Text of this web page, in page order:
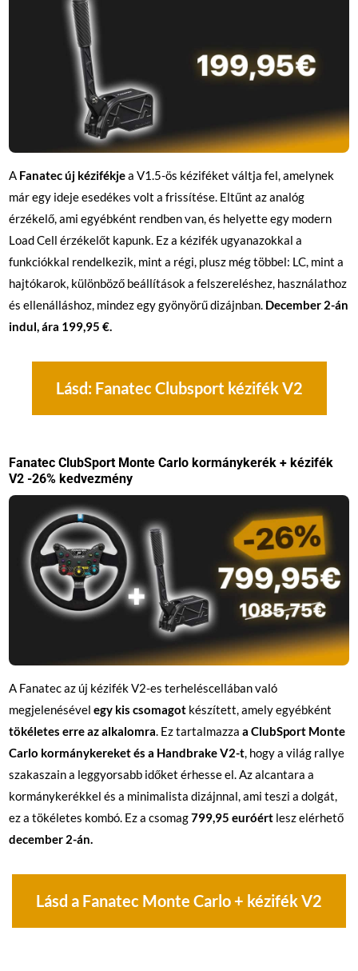
A Fanatec új kézifékjea V1.5-ös kéziféket váltja fel, amelynek
már egy ideje esedékes volt a frissítése. Eltűnt az analóg
érzékelő, ami egyébként rendben van, és helyette egy modern
Load Cell érzékelőt kapunk. Ez a kézifék ugyanazokkal a
funkciókkal rendelkezik, mint a régi, plusz még többel: LC, mint a
hajtókarok, különböző beállítások a felszereléshez, használathoz
és ellenálláshoz, mindez egy gyönyörű dizájnban. December 2-án
indul, ára 199,95 €.
Lásd: Fanatec Clubsport kézifék V2
Fanatec ClubSport Monte Carlo kormánykerék + kézifék
V2 -26% kedvezmény
A Fanatec az új kézifék V2-es terheléscellában való
megjelenésével egy kis csomagot készített, amely egyébként
tökéletes erre az alkalomra. Ez tartalmazzaa ClubSport Monte
Carlo kormánykereket és a Handbrake V2-t, hogy a világ rallye
szakaszain a leggyorsabb időket érhesse el. Az alcantara a
kormánykerékkel és a minimalista dizájnnal, ami teszi a dolgát,
ez a tökéletes kombó. Ez a csomag799,95 euróért lesz elérhető
december 2-án.
Lásd a Fanatec Monte Carlo + kézifék V2